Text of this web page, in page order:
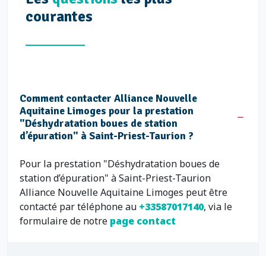
courantes
Comment contacter Alliance Nouvelle
Aquitaine Limoges pour la prestation
"Déshydratation boues de station
d’épuration" à Saint-Priest-Taurion ?
Pour la prestation "Déshydratation boues de
station d’épuration" à Saint-Priest-Taurion
Alliance Nouvelle Aquitaine Limoges peut être
contacté par téléphone au +33587017140, via le
formulaire de notre page contact